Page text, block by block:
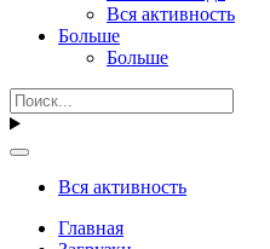
Вся активность
Больше
Больше
Вся активность
Главная